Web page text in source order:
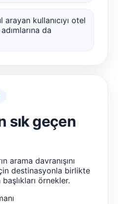
kullanıcıyı otel
da
sık geçen
arama davranışını
destinasyonla birlikte
örnekler.